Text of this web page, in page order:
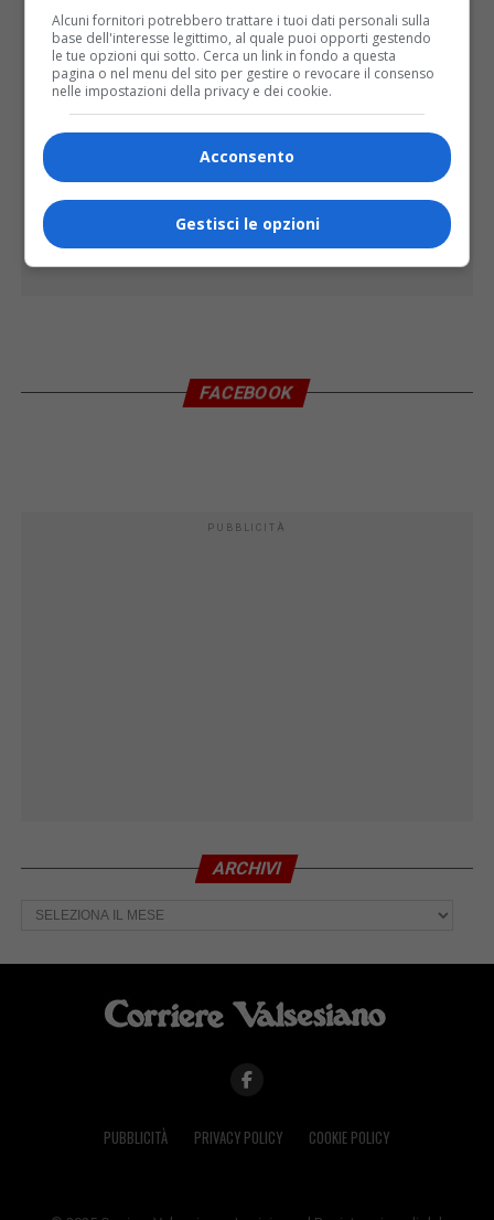
FACEBOOK
PUBBLICITÀ
ARCHIVI
Archivi
PUBBLICITÀ PRIVACY POLICY COOKIE POLICY
Alcuni fornitori potrebbero trattare i tuoi dati personali sulla
base dell'interesse legittimo, al quale puoi opporti gestendo
le tue opzioni qui sotto. Cerca un link in fondo a questa
pagina o nel menu del sito per gestire o revocare il consenso
nelle impostazioni della privacy e dei cookie.
Acconsento
Gestisci le opzioni